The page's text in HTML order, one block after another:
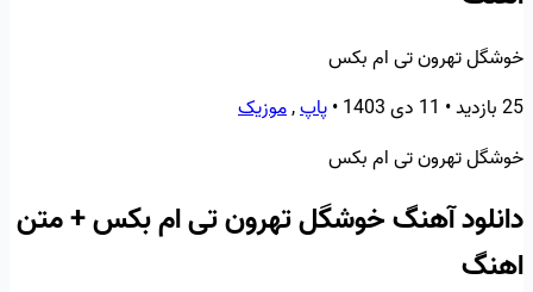
خوشگل تهرون تی ام بکس
25 بازدید
• 11 دی 1403 •پاپ,موزیک
خوشگل تهرون تی ام بکس
دانلود آهنگ خوشگل تهرون تی ام بکس + متن
اهنگ